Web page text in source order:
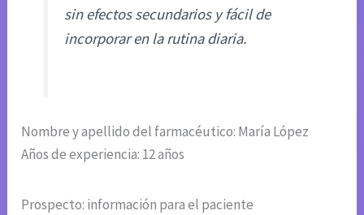
sin efectos secundarios y fácil de
incorporar en la rutina diaria.
Nombre y apellido del farmacéutico: María López
Años de experiencia: 12 años
Prospecto: información para el paciente